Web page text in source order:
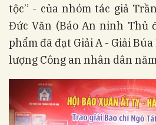
tộc” - của nhóm tác giả
Đức Văn (Báo An ninh Thủ
phẩm đã đạt Giải A - Giải
lượng Công an nhân dân